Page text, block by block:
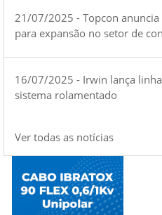
21/07/2025 - Topcon anuncia
para expansão no setor de
16/07/2025 - Irwin lança
sistema rolamentado
Ver todas as notícias